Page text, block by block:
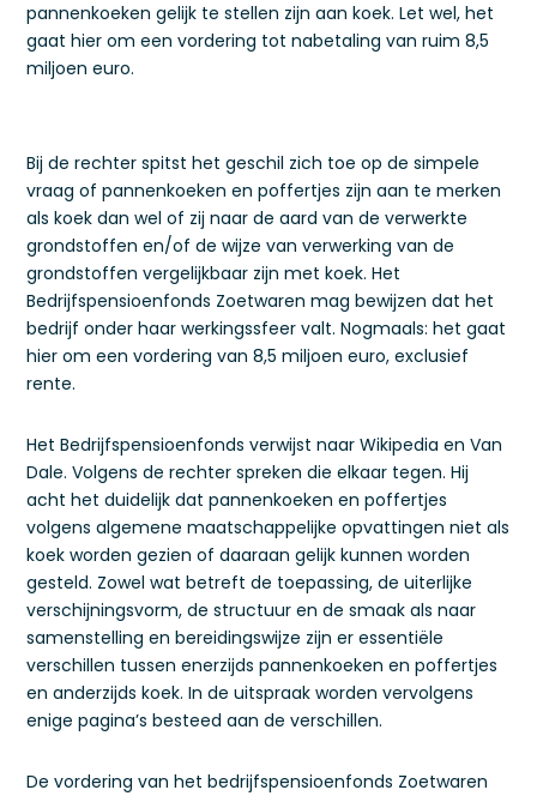
pannenkoeken gelijk te stellen zijn aan koek. Let wel, het
gaat hier om een vordering tot nabetaling van ruim 8,5
miljoen euro.
Bij de rechter spitst het geschil zich toe op de simpele
vraag of pannenkoeken en poffertjes zijn aan te merken
als koek dan wel of zij naar de aard van de verwerkte
grondstoffen en/of de wijze van verwerking van de
grondstoffen vergelijkbaar zijn met koek. Het
Bedrijfspensioenfonds Zoetwaren mag bewijzen dat het
bedrijf onder haar werkingssfeer valt. Nogmaals: het gaat
hier om een vordering van 8,5 miljoen euro, exclusief
rente.
Het Bedrijfspensioenfonds verwijst naar Wikipedia en Van
Dale. Volgens de rechter spreken die elkaar tegen. Hij
acht het duidelijk dat pannenkoeken en poffertjes
volgens algemene maatschappelijke opvattingen niet als
koek worden gezien of daaraan gelijk kunnen worden
gesteld. Zowel wat betreft de toepassing, de uiterlijke
verschijningsvorm, de structuur en de smaak als naar
samenstelling en bereidingswijze zijn er essentiële
verschillen tussen enerzijds pannenkoeken en poffertjes
en anderzijds koek. In de uitspraak worden vervolgens
enige pagina’s besteed aan de verschillen.
De vordering van het bedrijfspensioenfonds Zoetwaren